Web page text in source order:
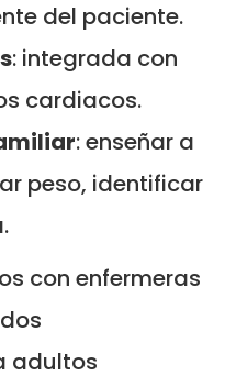
del paciente.
: integrada con
cardiacos.
: enseñar a
peso, identificar
con enfermeras
adultos